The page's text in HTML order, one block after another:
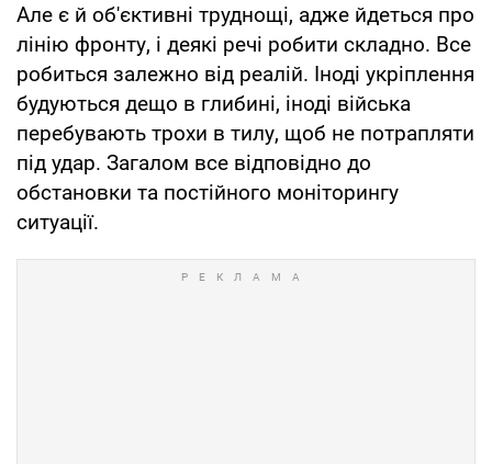
Але є й об'єктивні труднощі, адже йдеться про
лінію фронту, і деякі речі робити складно. Все
робиться залежно від реалій. Іноді укріплення
будуються дещо в глибині, іноді війська
перебувають трохи в тилу, щоб не потрапляти
під удар. Загалом все відповідно до
обстановки та постійного моніторингу
ситуації.